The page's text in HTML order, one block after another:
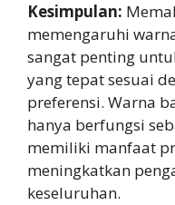
Kesimpulan:
memengaruhi
sangat penting
yang tepat sesuai
preferensi. Warna
hanya berfungsi
memiliki manfaat
meningkatkan
keseluruhan.